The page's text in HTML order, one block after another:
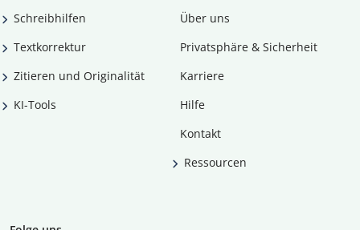
Schreibhilfen
Textkorrektur
Zitieren und Originalität
KI-Tools
Über uns
Privatsphäre & Sicherheit
Karriere
Hilfe
Kontakt
Ressourcen